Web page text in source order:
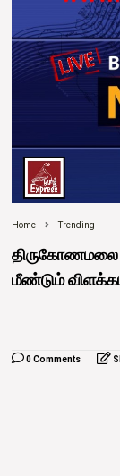
Home Trending
திருகோணமலை
மீண்டும்
0 Comments